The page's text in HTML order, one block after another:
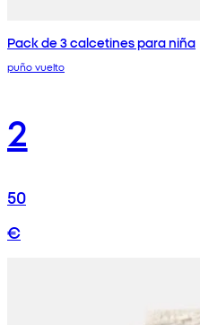
Pack de 3 calcetines para niña
puño vuelto
2
50
€